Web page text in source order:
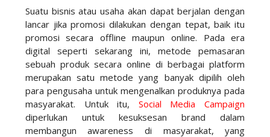
Suatu bisnis atau usaha akan dapat berjalan dengan
lancar jika promosi dilakukan dengan tepat, baik itu
promosi secara offline maupun online. Pada era
digital seperti sekarang ini, metode pemasaran
sebuah produk secara online di berbagai platform
merupakan satu metode yang banyak dipilih oleh
para pengusaha untuk mengenalkan produknya pada
masyarakat. Untuk itu, Social Media Campaign
diperlukan untuk kesuksesan brand dalam
membangun awareness di masyarakat, yang